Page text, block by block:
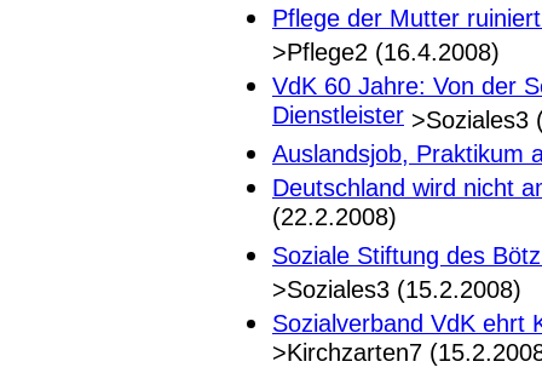
Pflege der Mutter
>Pflege2 (16.4.2008)
VdK 60 Jahre: Von der
Dienstleister >Soziales3
Auslandsjob, Praktikum
Deutschland wird nicht
(22.2.2008)
Soziale Stiftung des
>Soziales3 (15.2.2008)
Sozialverband VdK ehrt
>Kirchzarten7